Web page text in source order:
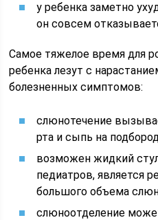
у ребенка заметно
он совсем
Самое тяжелое время для
ребенка лезут с
болезненных симптомов:
слюнотечение
рта и сыпь на
возможен жидкий
педиатров, является
большого объема
слюноотделение